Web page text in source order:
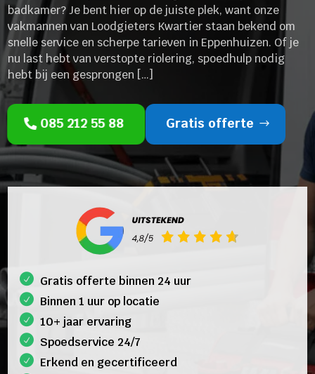
badkamer? Je bent hier op de juiste plek, want onze
vakmannen van Loodgieters Kwartier staan bekend om
snelle service en scherpe tarieven in Eppenhuizen. Of je
nu last hebt van verstopte riolering, spoedhulp nodig
hebt bij een gesprongen […]
085 212 55 88 Gratis offerte
Gratis offerte binnen 24 uur
Binnen 1 uur op locatie
10+ jaar ervaring
Spoedservice 24/7
Erkend en gecertificeerd